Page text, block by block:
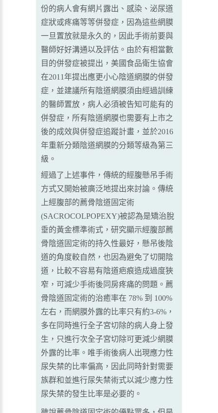
份的病人會有網片露出、感染、泌尿道
症狀或疼痛等等併發症，因為這些網膜
一旦置放就是永久的，因此手術前要與
醫師好好溝通以及評估。由於有相當數
目的併發症被提出，美國食品衛生協會
在2011年提出應更小心陰道網膜的併發
症，並建議所有陰道網膜須由經過訓練
的醫師置放，病人必須被告知可能有的
併發症，所有陰道網膜也需要有上市之
後的成效與併發症追蹤計畫，並於2016
年重新分類陰道網膜的分類等級為第三
級。
經過了上述事件，傳統的經腹懸吊手術
方式又開始被廣泛地提出來討論。傳統
上經腹部的薦骨陰道固定術
(SACROCOLPOPEXY)被認為是矯治脫
垂的黃金標準術式，研究顯示經腹部薦
骨陰道固定術的持久性最好，懸吊後陰
道的角度較自然，也因為避免了切開陰
道，比較不容易有陰道疤痕造成過度狹
窄，可減少手術後同房疼痛的問題。薦
骨陰道固定術的治癒率在 78% 到 100%
左右，而網膜外露的比率只有約3-6%，
多在同時進行全子宮切除的病人身上發
生，只進行次全子宮切除可更減少網膜
外露的比率。唯手術後病人出現應力性
尿失禁的比率偏高，因此同時針對需要
族群和並進行尿失禁術式以減少應力性
尿失禁的發生比率是必要的。